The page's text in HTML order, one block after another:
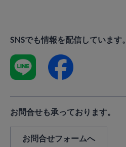
SNSでも情報を配信しています。
お問合せも承っております。
お問合せフォームへ